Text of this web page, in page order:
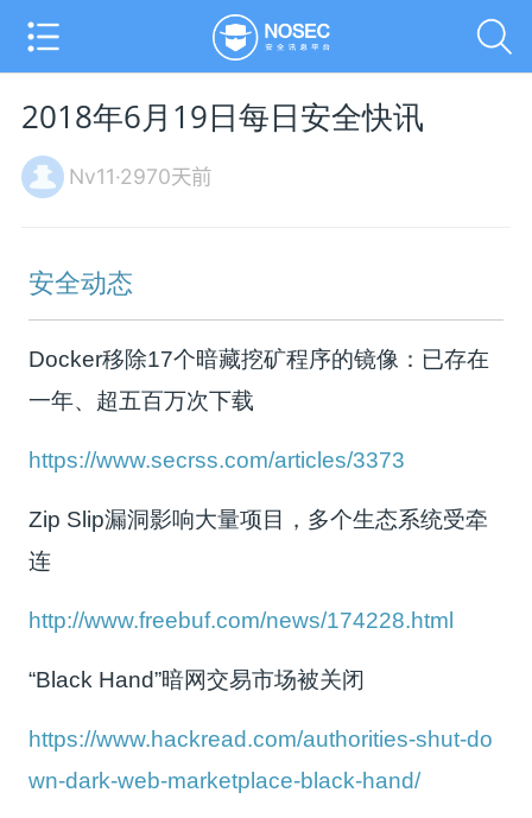
2018年6月19日每日安全快讯
Nv11·2970天前
安全动态
Docker移除17个暗藏挖矿程序的镜像：已存在
一年、超五百万次下载
https://www.secrss.com/articles/3373
Zip Slip漏洞影响大量项目，多个生态系统受牵
连
http://www.freebuf.com/news/174228.html
“Black Hand”暗网交易市场被关闭
https://www.hackread.com/authorities-shut-do
wn-dark-web-marketplace-black-hand/